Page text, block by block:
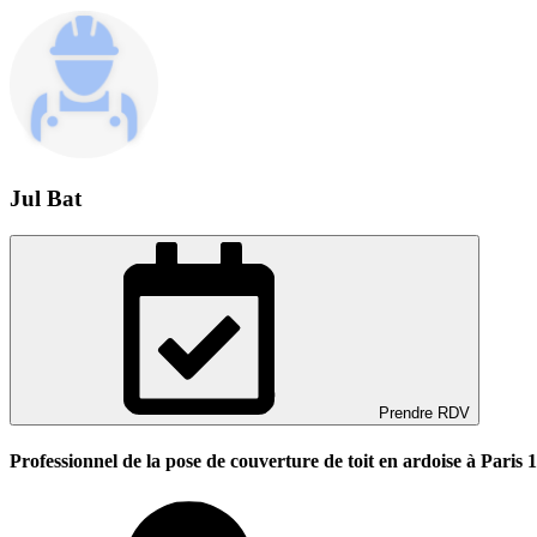
Jul Bat
Prendre RDV
Professionnel de la pose de couverture de toit en ardoise à Paris